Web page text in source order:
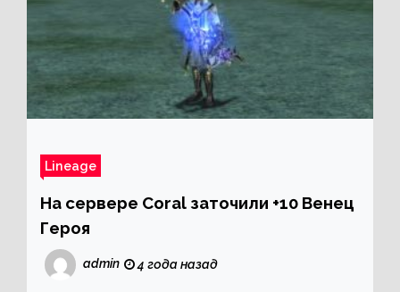
Lineage
На сервере Coral заточили +10 Венец
Героя
admin 4 года назад